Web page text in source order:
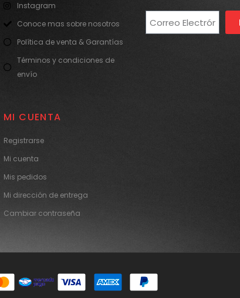
Instagram
Conoce mas sobre nosotros
Política de venta & Garantías
Términos y condiciones de
envío
MI CUENTA
Registrarse
Mi cuenta
Mis pedidos
Mi dirección de entrega
Cambiar contraseña